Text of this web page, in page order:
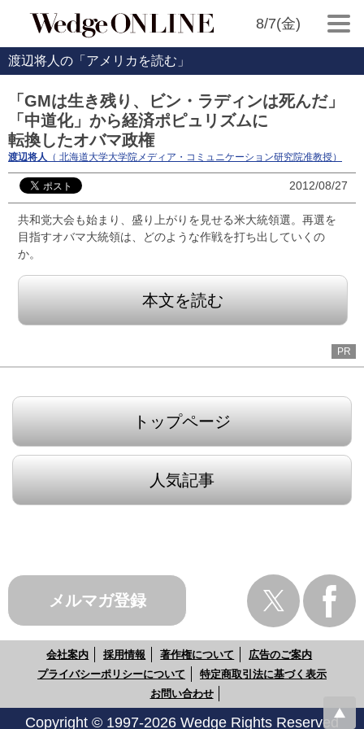
8/7(金)
渡辺将人の「アメリカを読む」
「GMは生き残り、ビン・ラディンは死んだ」
「中道化」から経済ポピュリズムに
転換したオバマ政権
渡辺将人 （ 北海道大学大学院メディア・コミュニケーション研究院准教授）
2012/08/27
共和党大会も始まり、盛り上がりを見せる米大統領選。再選を
目指すオバマ大統領は、どのような作戦を打ち出していくの
か。
本文を読む
PR
トップページ
人気記事
メルマガ登録
会社案内 採用情報 著作権について
広告のご案内
プライバシーポリシーについて
特定商取引法に基づく表示
お問い合わせ
Copyright © 1997-2026 Wedge Rights Reserved